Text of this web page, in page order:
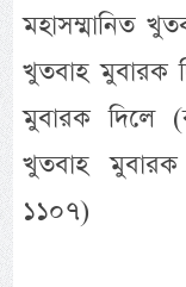
মহাসম্মানিত
খুতবাহ মুবারক
মুবারক দিলে
খুতবাহ
১১০৭)